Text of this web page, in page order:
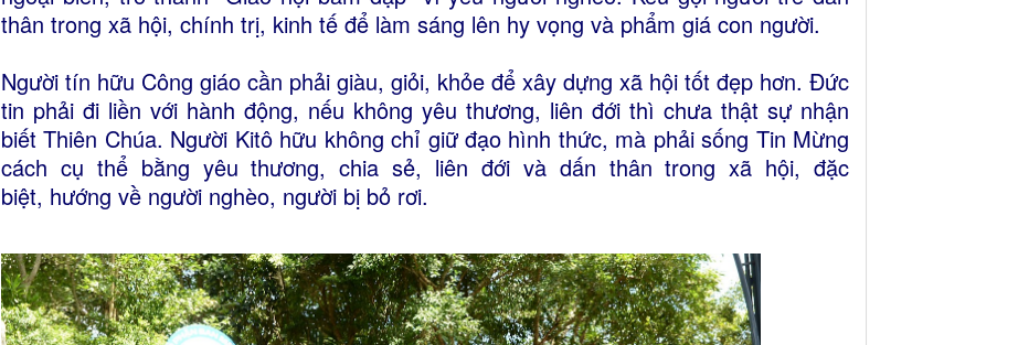
thân trong xã hội, chính trị, kinh tế để làm sáng lên hy vọng và phẩm giá con người.
Người tín hữu Công giáo cần phải giàu, giỏi, khỏe để xây dựng xã hội tốt đẹp hơn. Đức
tin phải đi liền với hành động, nếu không yêu thương, liên đới thì chưa thật sự nhận
biết Thiên Chúa. Người Kitô hữu không chỉ giữ đạo hình thức, mà phải sống Tin Mừng
cách cụ thể bằng yêu thương, chia sẻ, liên đới và dấn thân trong xã hội, đặc
biệt, hướng về người nghèo, người bị bỏ rơi.